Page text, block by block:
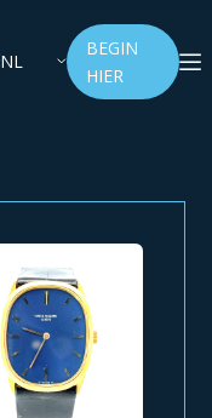
NL
BEGIN
HIER